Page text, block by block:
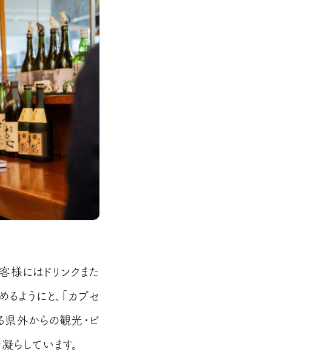
にはドリンクまた
ようにと、「カプセ
県外からの観光・ビ
らしています。